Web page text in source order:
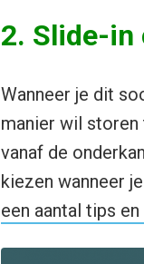
2. Slide-
Wanneer je dit
manier wil
vanaf de
kiezen wanneer
een aantal tips